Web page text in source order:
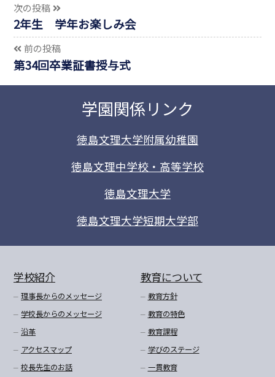
次の投稿
2年生 学年お楽しみ会
前の投稿
第34回卒業証書授与式
学園関係リンク
徳島文理大学附属幼稚園
徳島文理中学校・高等学校
徳島文理大学
徳島文理大学短期大学部
学校紹介
理事長からのメッセージ
学校長からのメッセージ
沿革
アクセスマップ
校長先生のお話
教育について
教育方針
教育の特色
教育課程
学びのステージ
一貫教育